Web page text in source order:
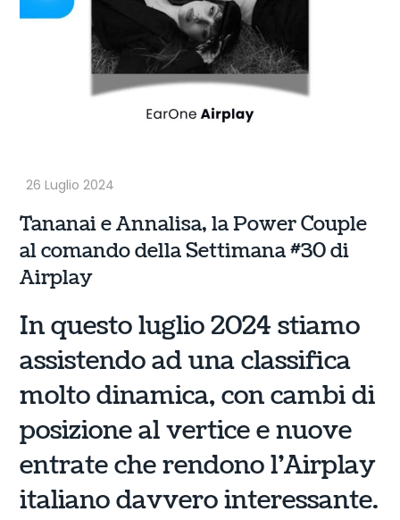
Tananai e Annalisa, la Power Couple
al comando della Settimana #30 di
Airplay
In questo luglio 2024 stiamo
assistendo ad una classifica
molto dinamica, con cambi di
posizione al vertice e nuove
entrate che rendono l’Airplay
italiano davvero interessante.